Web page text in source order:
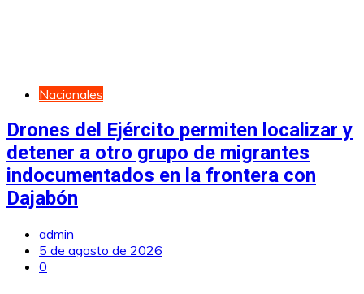
Nacionales
Drones del Ejército permiten localizar y
detener a otro grupo de migrantes
indocumentados en la frontera con
Dajabón
admin
5 de agosto de 2026
0